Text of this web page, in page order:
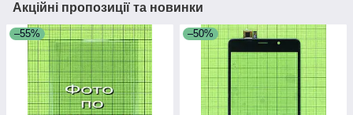
Акційні пропозиції та новинки
–55% –50%